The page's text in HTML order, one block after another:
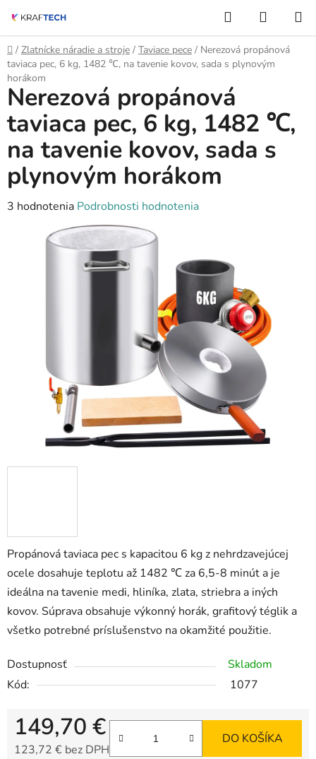
obsah
Hľadať
KOŠÍK
Domov
/ Zlatnícke náradie a stroje / Taviace pece / Nerezová propánová
taviaca pec, 6 kg, 1482 ℃, na tavenie kovov, sada s plynovým
horákom
Propánová taviaca pec s kapacitou 6 kg z nehrdzavejúcej
ocele dosahuje teplotu až 1482 ℃ za 6,5-8 minút a je
ideálna na tavenie medi, hliníka, zlata, striebra a iných
kovov. Súprava obsahuje výkonný horák, grafitový téglik a
všetko potrebné príslušenstvo na okamžité použitie.
Dostupnosť
Skladom
Kód:
1077
149,70 €
123,72 € bez DPH
DO KOŠÍKA
Nerezová propánová
taviaca pec, 6 kg, 1482 ℃,
na tavenie kovov, sada s
plynovým horákom
Priemerné
produktu
3 hodnotenia Podrobnosti hodnotenia